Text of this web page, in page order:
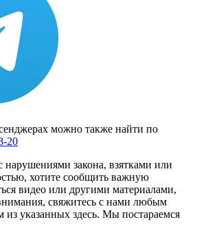
можно также найти по
20
нарушениями закона, взятками или
хотите сообщить важную
видео или другими материалами,
свяжитесь с нами любым
указанных здесь. Мы постараемся